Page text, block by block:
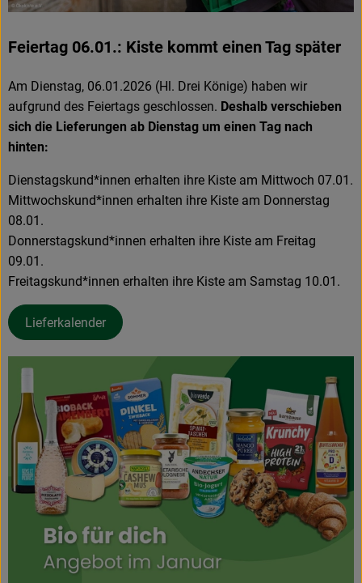
Feiertag 06.01.: Kiste kommt einen Tag später
Am Dienstag, 06.01.2026 (Hl. Drei Könige) haben wir
aufgrund des Feiertags geschlossen. Deshalb verschieben
sich die Lieferungen ab Dienstag um einen Tag nach
hinten:
Dienstagskund*innen erhalten ihre Kiste am Mittwoch 07.01.
Mittwochskund*innen erhalten ihre Kiste am Donnerstag
08.01.
Donnerstagskund*innen erhalten ihre Kiste am Freitag
09.01.
Freitagskund*innen erhalten ihre Kiste am Samstag 10.01.
Lieferkalender